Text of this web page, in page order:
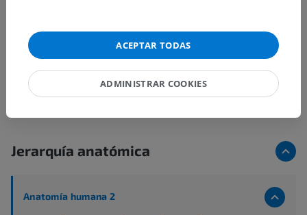
Jerarquía anatómica
Anatomía humana 2
ACEPTAR TODAS
ADMINISTRAR COOKIES